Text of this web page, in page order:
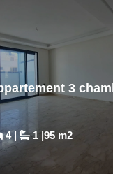
3
4 | 1 |95 m2